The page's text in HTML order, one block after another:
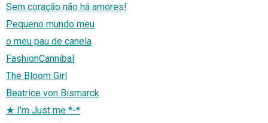
Sem coração não há amores!
Pequeno mundo meu
o meu pau de canela
FashionCannibal
The Bloom Girl
Beatrice von Bismarck
★ I'm Just me *-*